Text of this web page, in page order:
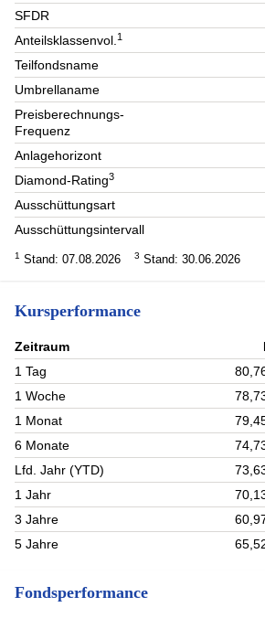
SFDR
Anteilsklassenvol.1
Teilfondsname
Umbrellaname
Preisberechnungs-
Frequenz
Anlagehorizont
Diamond-Rating3
Ausschüttungsart
Ausschüttungsintervall
1 Stand: 07.08.2026 3 Stand: 30.06.2026
Kursperformance
Zeitraum
1 Tag
1 Woche
1 Monat
6 Monate
Lfd. Jahr (YTD)
1 Jahr
3 Jahre
5 Jahre
Fondsperformance